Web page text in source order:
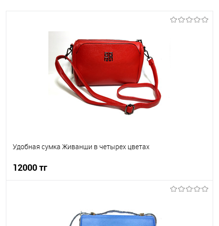
Удобная сумка Живанши в четырех цветах
12000 тг
В наличии